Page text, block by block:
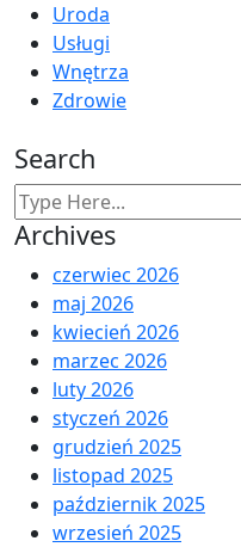
Uroda
Usługi
Wnętrza
Zdrowie
Search
Archives
czerwiec 2026
maj 2026
kwiecień 2026
marzec 2026
luty 2026
styczeń 2026
grudzień 2025
listopad 2025
październik 2025
wrzesień 2025